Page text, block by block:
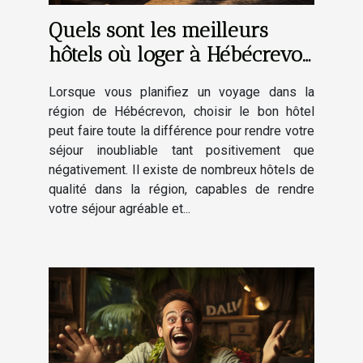
Quels sont les meilleurs
hôtels où loger à Hébécrevon
Lorsque vous planifiez un voyage dans la
région de Hébécrevon, choisir le bon hôtel
peut faire toute la différence pour rendre votre
séjour inoubliable tant positivement que
négativement. Il existe de nombreux hôtels de
qualité dans la région, capables de rendre
votre séjour agréable et...